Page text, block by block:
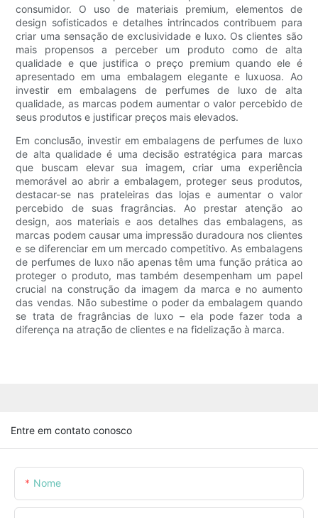
consumidor. O uso de materiais premium, elementos de
design sofisticados e detalhes intrincados contribuem para
criar uma sensação de exclusividade e luxo. Os clientes são
mais propensos a perceber um produto como de alta
qualidade e que justifica o preço premium quando ele é
apresentado em uma embalagem elegante e luxuosa. Ao
investir em embalagens de perfumes de luxo de alta
qualidade, as marcas podem aumentar o valor percebido de
seus produtos e justificar preços mais elevados.
Em conclusão, investir em embalagens de perfumes de luxo
de alta qualidade é uma decisão estratégica para marcas
que buscam elevar sua imagem, criar uma experiência
memorável ao abrir a embalagem, proteger seus produtos,
destacar-se nas prateleiras das lojas e aumentar o valor
percebido de suas fragrâncias. Ao prestar atenção ao
design, aos materiais e aos detalhes das embalagens, as
marcas podem causar uma impressão duradoura nos clientes
e se diferenciar em um mercado competitivo. As embalagens
de perfumes de luxo não apenas têm uma função prática ao
proteger o produto, mas também desempenham um papel
crucial na construção da imagem da marca e no aumento
das vendas. Não subestime o poder da embalagem quando
se trata de fragrâncias de luxo – ela pode fazer toda a
diferença na atração de clientes e na fidelização à marca.
Entre em contato conosco
Nome